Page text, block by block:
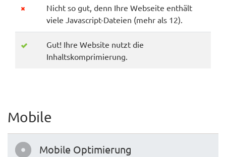
Nicht so gut, denn Ihre Webseite enthält
viele Javascript-Dateien (mehr als 12).
Gut! Ihre Website nutzt die
Inhaltskomprimierung.
Mobile
Mobile Optimierung